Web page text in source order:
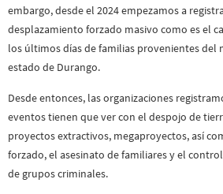
embargo, desde el 2024 empezamos a
desplazamiento forzado masivo como es el
los últimos días de familias provenientes del
estado de Durango.
Desde entonces, las organizaciones
eventos tienen que ver con el despojo de
proyectos extractivos, megaproyectos, así
forzado, el asesinato de familiares y el
de grupos criminales.